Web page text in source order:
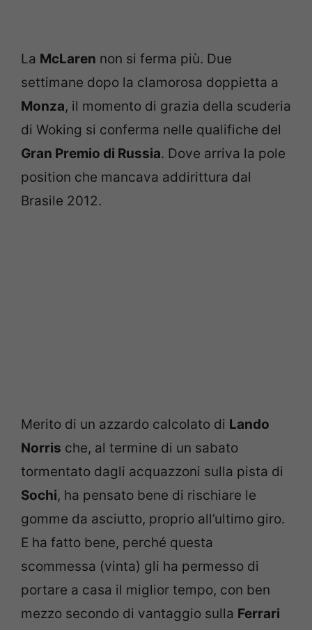
La McLaren non si ferma più. Due
settimane dopo la clamorosa doppietta a
Monza, il momento di grazia della scuderia
di Woking si conferma nelle qualifiche del
Gran Premio di Russia. Dove arriva la pole
position che mancava addirittura dal
Brasile 2012.
Merito di un azzardo calcolato di Lando
Norris che, al termine di un sabato
tormentato dagli acquazzoni sulla pista di
Sochi, ha pensato bene di rischiare le
gomme da asciutto, proprio all’ultimo giro.
E ha fatto bene, perché questa
scommessa (vinta) gli ha permesso di
portare a casa il miglior tempo, con ben
mezzo secondo di vantaggio sulla Ferrari